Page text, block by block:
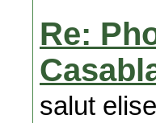
Re:
salut